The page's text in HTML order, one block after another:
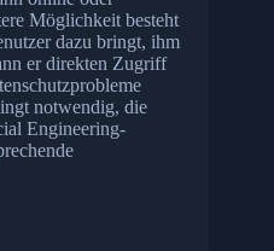
Möglichkeit besteht
dazu bringt, ihm
er direkten Zugriff
notwendig, die
Engineering-